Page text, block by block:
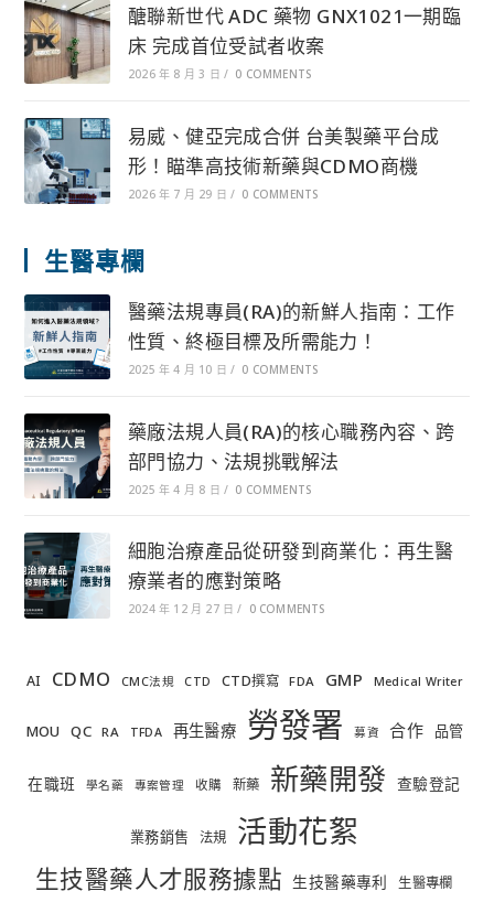
醣聯新世代 ADC 藥物 GNX1021一期臨
床 完成首位受試者收案
2026 年 8 月 3 日 / 0 COMMENTS
易威、健亞完成合併 台美製藥平台成
形！瞄準高技術新藥與CDMO商機
2026 年 7 月 29 日 / 0 COMMENTS
生醫專欄
醫藥法規專員(RA)的新鮮人指南：工作
性質、終極目標及所需能力！
2025 年 4 月 10 日 / 0 COMMENTS
藥廠法規人員(RA)的核心職務內容、跨
部門協力、法規挑戰解法
2025 年 4 月 8 日 / 0 COMMENTS
細胞治療產品從研發到商業化：再生醫
療業者的應對策略
2024 年 12 月 27 日 / 0 COMMENTS
AI CDMO CMC法規 CTD CTD撰寫 FDA GMP Medical Writer
MOU QC RA TFDA 再生醫療 勞發署 募資 合作 品管
在職班 學名藥 專案管理 收購 新藥 新藥開發 查驗登記
業務銷售 法規 活動花絮
生技醫藥人才服務據點 生技醫藥專利 生醫專欄